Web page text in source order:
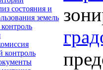
состояния и
земель